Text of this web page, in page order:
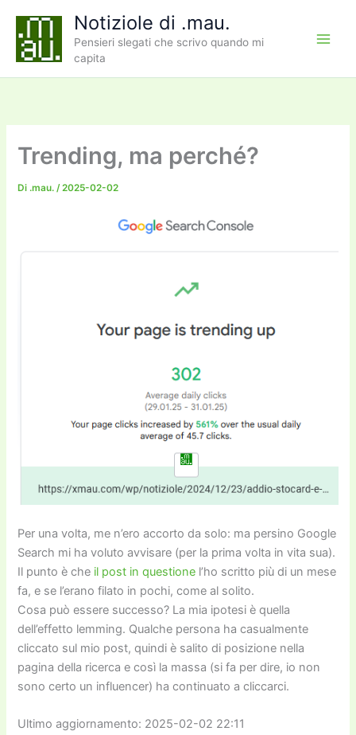
contenuto
Notiziole di .mau.
Pensieri slegati che scrivo quando mi
capita
Trending, ma perché?
Di .mau./2025-02-02
Per una volta, me n’ero accorto da solo: ma persino Google
Search mi ha voluto avvisare (per la prima volta in vita sua).
Il punto è che il post in questione l’ho scritto più di un mese
fa, e se l’erano filato in pochi, come al solito.
Cosa può essere successo? La mia ipotesi è quella
dell’effetto lemming. Qualche persona ha casualmente
cliccato sul mio post, quindi è salito di posizione nella
pagina della ricerca e così la massa (si fa per dire, io non
sono certo un influencer) ha continuato a cliccarci.
Ultimo aggiornamento: 2025-02-02 22:11